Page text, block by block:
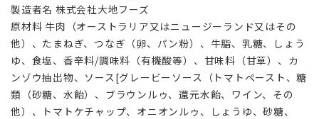
製造者名 株式会社大地フーズ
原材料 牛肉（オーストラリア又はニュージーランド又はその
他）、たまねぎ、つなぎ（卵、パン粉）、牛脂、乳糖、しょう
ゆ、食塩、香辛料/調味料（有機酸等）、甘味料（甘草）、カ
ンゾウ抽出物、ソース[グレービーソース（トマトペースト、糖
類（砂糖、水飴）、ブラウンルゥ、還元水飴、ワイン、その
他）、トマトケチャップ、オニオンルゥ、しょうゆ、砂糖、